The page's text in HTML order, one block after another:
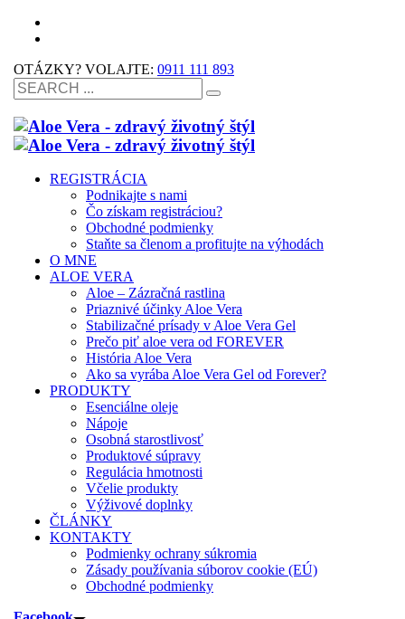
OTÁZKY? VOLAJTE: 0911 111 893
REGISTRÁCIA
Podnikajte s nami
Čo získam registráciou?
Obchodné podmienky
Staňte sa členom a profitujte na výhodách
O MNE
ALOE VERA
Aloe – Zázračná rastlina
Priaznivé účinky Aloe Vera
Stabilizačné prísady v Aloe Vera Gel
Prečo piť aloe vera od FOREVER
História Aloe Vera
Ako sa vyrába Aloe Vera Gel od Forever?
PRODUKTY
Esenciálne oleje
Nápoje
Osobná starostlivosť
Produktové súpravy
Regulácia hmotnosti
Včelie produkty
Výživové doplnky
ČLÁNKY
KONTAKTY
Podmienky ochrany súkromia
Zásady používania súborov cookie (EÚ)
Obchodné podmienky